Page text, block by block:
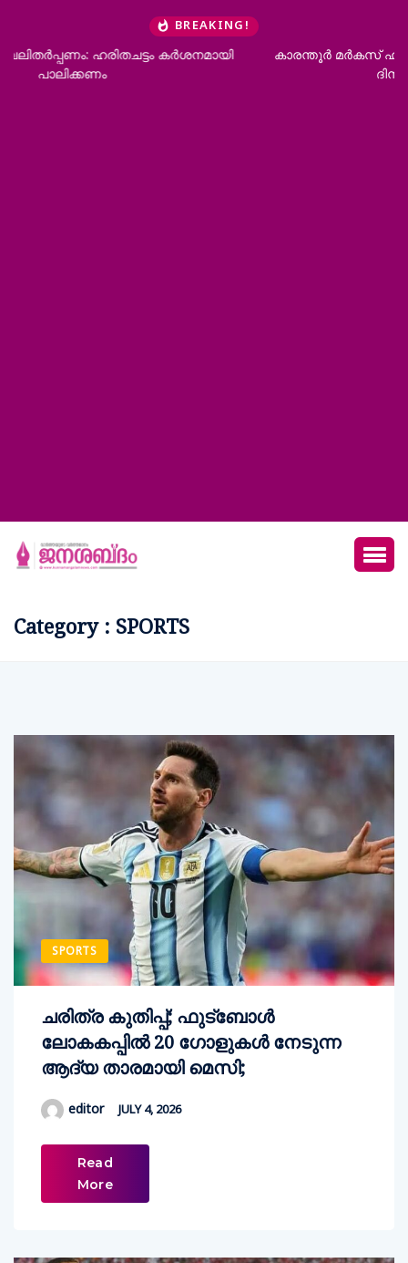
BREAKING!
കാരന്തൂര്‍ മര്‍കസ് ഹയര്‍സെക്കന്‍ഡറി സ്‌കൂളില്‍ ഹിരോഷിമ
Category : SPORTS
SPORTS
ചരിത്ര കുതിപ്പ്; ഫുട്ബോൾ
ലോകകപ്പിൽ 20 ഗോളുകള്‍ നേടുന്ന
ആദ്യ താരമായി മെസി;
editor JULY 4, 2026
Read
More